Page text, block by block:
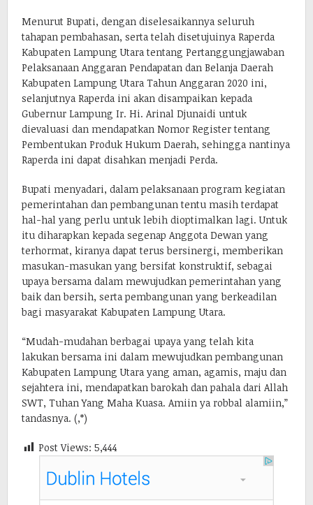
Menurut Bupati, dengan diselesaikannya seluruh
tahapan pembahasan, serta telah disetujuinya Raperda
Kabupaten Lampung Utara tentang Pertanggungjawaban
Pelaksanaan Anggaran Pendapatan dan Belanja Daerah
Kabupaten Lampung Utara Tahun Anggaran 2020 ini,
selanjutnya Raperda ini akan disampaikan kepada
Gubernur Lampung Ir. Hi. Arinal Djunaidi untuk
dievaluasi dan mendapatkan Nomor Register tentang
Pembentukan Produk Hukum Daerah, sehingga nantinya
Raperda ini dapat disahkan menjadi Perda.
Bupati menyadari, dalam pelaksanaan program kegiatan
pemerintahan dan pembangunan tentu masih terdapat
hal-hal yang perlu untuk lebih dioptimalkan lagi. Untuk
itu diharapkan kepada segenap Anggota Dewan yang
terhormat, kiranya dapat terus bersinergi, memberikan
masukan-masukan yang bersifat konstruktif, sebagai
upaya bersama dalam mewujudkan pemerintahan yang
baik dan bersih, serta pembangunan yang berkeadilan
bagi masyarakat Kabupaten Lampung Utara.
“Mudah-mudahan berbagai upaya yang telah kita
lakukan bersama ini dalam mewujudkan pembangunan
Kabupaten Lampung Utara yang aman, agamis, maju dan
sejahtera ini, mendapatkan barokah dan pahala dari Allah
SWT, Tuhan Yang Maha Kuasa. Amiin ya robbal alamiin,”
tandasnya. (,*)
Post Views: 5,444